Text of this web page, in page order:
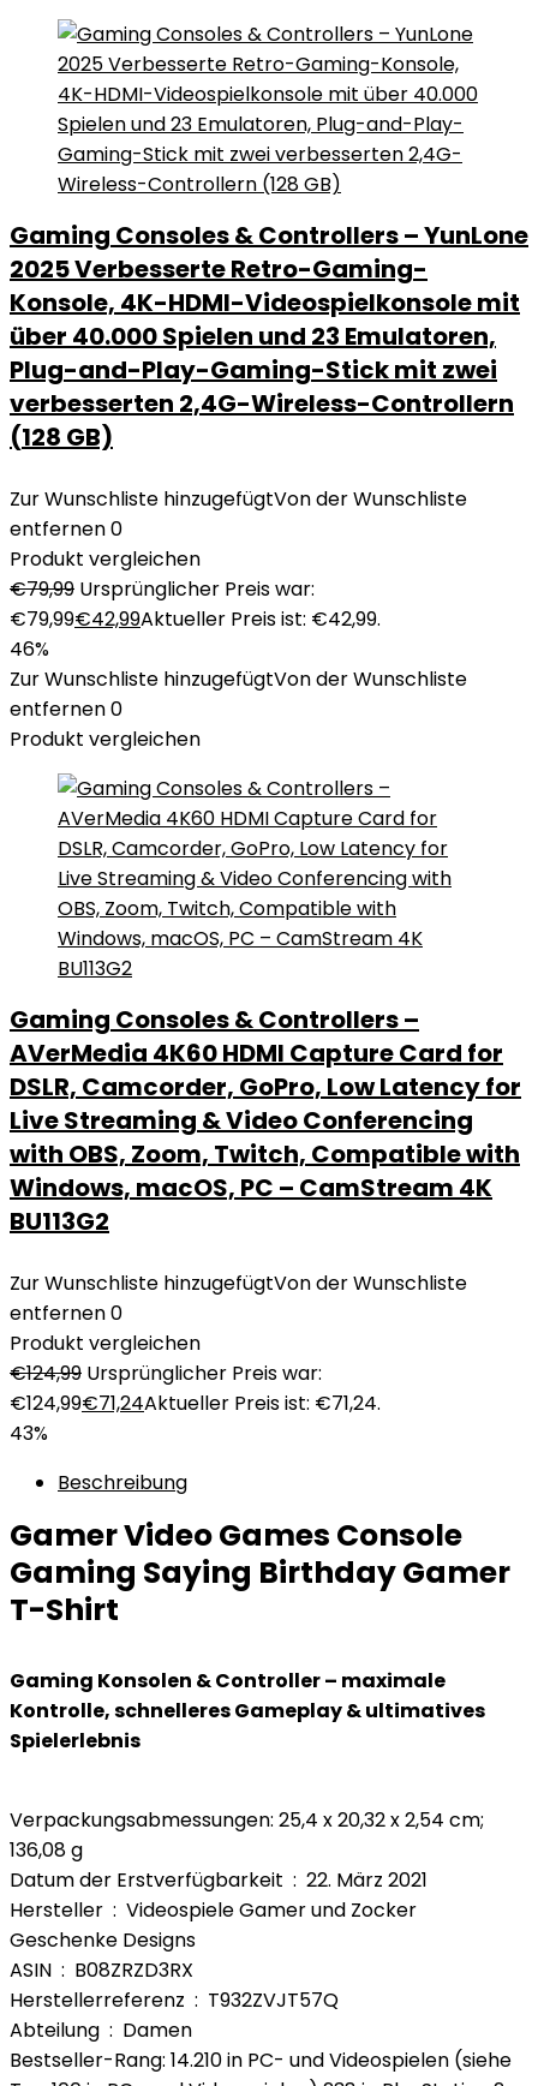
Gaming Consoles & Controllers – YunLone
2025 Verbesserte Retro-Gaming-
Konsole, 4K-HDMI-Videospielkonsole mit
über 40.000 Spielen und 23 Emulatoren,
Plug-and-Play-Gaming-Stick mit zwei
verbesserten 2,4G-Wireless-Controllern
(128 GB)
Zur Wunschliste hinzugefügtVon der Wunschliste
entfernen0
Produkt vergleichen
€79,99 Ursprünglicher Preis war:
€79,99€42,99Aktueller Preis ist: €42,99.
46%
Zur Wunschliste hinzugefügtVon der Wunschliste
entfernen0
Produkt vergleichen
Gaming Consoles & Controllers –
AVerMedia 4K60 HDMI Capture Card for
DSLR, Camcorder, GoPro, Low Latency for
Live Streaming & Video Conferencing
with OBS, Zoom, Twitch, Compatible with
Windows, macOS, PC – CamStream 4K
BU113G2
Zur Wunschliste hinzugefügtVon der Wunschliste
entfernen0
Produkt vergleichen
€124,99 Ursprünglicher Preis war:
€124,99€71,24Aktueller Preis ist: €71,24.
43%
Beschreibung
Gamer Video Games Console
Gaming Saying Birthday Gamer
T-Shirt
Gaming Konsolen & Controller – maximale
Kontrolle, schnelleres Gameplay & ultimatives
Spielerlebnis
Verpackungsabmessungen: 25,4 x 20,32 x 2,54 cm;
136,08 g
Datum der Erstverfügbarkeit ‏ : ‎ 22. März 2021
Hersteller ‏ : ‎ Videospiele Gamer und Zocker
Geschenke Designs
ASIN ‏ : ‎ B08ZRZD3RX
Herstellerreferenz ‏ : ‎ T932ZVJT57Q
Abteilung ‏ : ‎ Damen
Bestseller-Rang: 14.210 in PC- und Videospielen (siehe